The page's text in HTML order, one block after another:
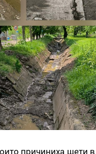
причиниха щети